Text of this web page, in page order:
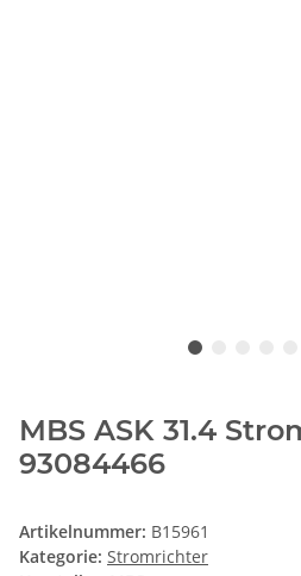
MBS ASK 31.4
93084466
Artikelnummer: B15961
Kategorie: Stromrichter